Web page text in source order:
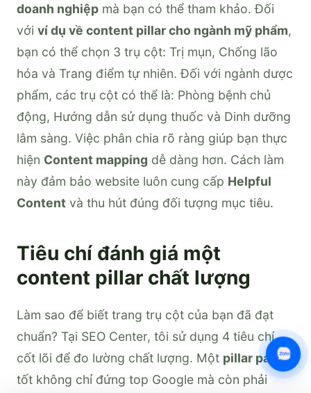
doanh nghiệp mà bạn có thể tham khảo. Đối
với ví dụ về content pillar cho ngành mỹ phẩm,
bạn có thể chọn 3 trụ cột: Trị mụn, Chống lão
hóa và Trang điểm tự nhiên. Đối với ngành dược
phẩm, các trụ cột có thể là: Phòng bệnh chủ
động, Hướng dẫn sử dụng thuốc và Dinh dưỡng
lâm sàng. Việc phân chia rõ ràng giúp bạn thực
hiện Content mapping dễ dàng hơn. Cách làm
này đảm bảo website luôn cung cấp Helpful
Content và thu hút đúng đối tượng mục tiêu.
Tiêu chí đánh giá một
content pillar chất lượng
Làm sao để biết trang trụ cột của bạn đã đạt
chuẩn? Tại SEO Center, tôi sử dụng 4 tiêu chí
cốt lõi để đo lường chất lượng. Một pillar page
tốt không chỉ đứng top Google mà còn phải